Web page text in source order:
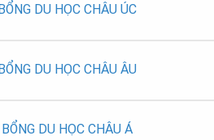
DU HỌC CHÂU ÚC
DU HỌC CHÂU ÂU
DU HỌC CHÂU Á